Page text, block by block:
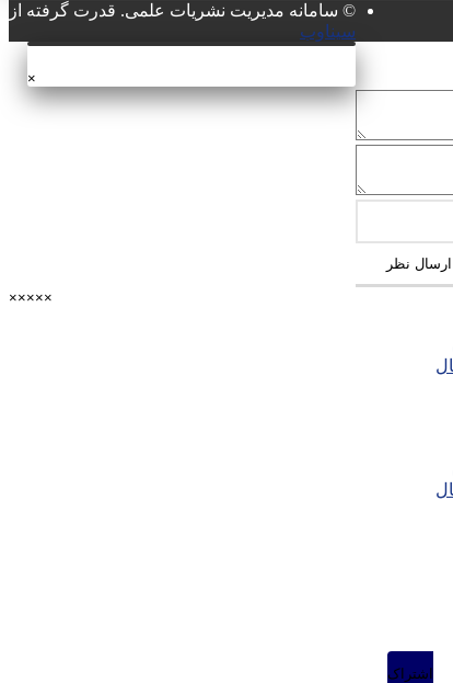
ارسال نظر
×××××
اشتراک
© سامانه مدیریت نشریات علمی. قدرت گرفته از
سیناوب
×